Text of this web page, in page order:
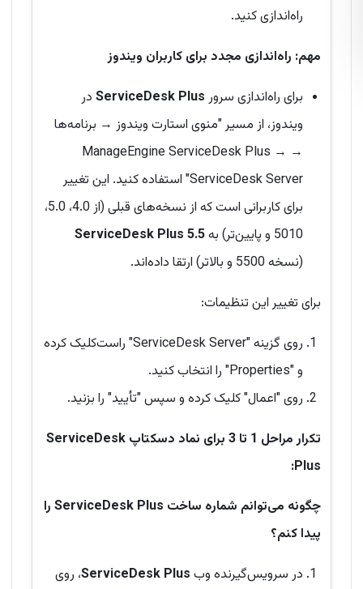
راه‌اندازی کنید.
مهم: راه‌اندازی مجدد برای کاربران ویندوز
برای راه‌اندازی سرور ServiceDesk Plus در
ویندوز، از مسیر "منوی استارت ویندوز → برنامه‌ها
→ ManageEngine ServiceDesk Plus →
ServiceDesk Server" استفاده کنید. این تغییر
برای کاربرانی است که از نسخه‌های قبلی (از 4.0، 5.0،
5010 و پایین‌تر) به
ServiceDesk Plus 5.5
(نسخه 5500 و بالاتر) ارتقا داده‌اند.
برای تغییر این تنظیمات:
روی گزینه "ServiceDesk Server" راست‌کلیک کرده
و "Properties" را انتخاب کنید.
روی "اعمال" کلیک کرده و سپس "تأیید" را بزنید.
تکرار مراحل 1 تا 3 برای نماد دسکتاپ ServiceDesk
Plus:
چگونه می‌توانم شماره ساخت ServiceDesk Plus را
پیدا کنم؟
در سرویس‌گیرنده وب ServiceDesk Plus، روی